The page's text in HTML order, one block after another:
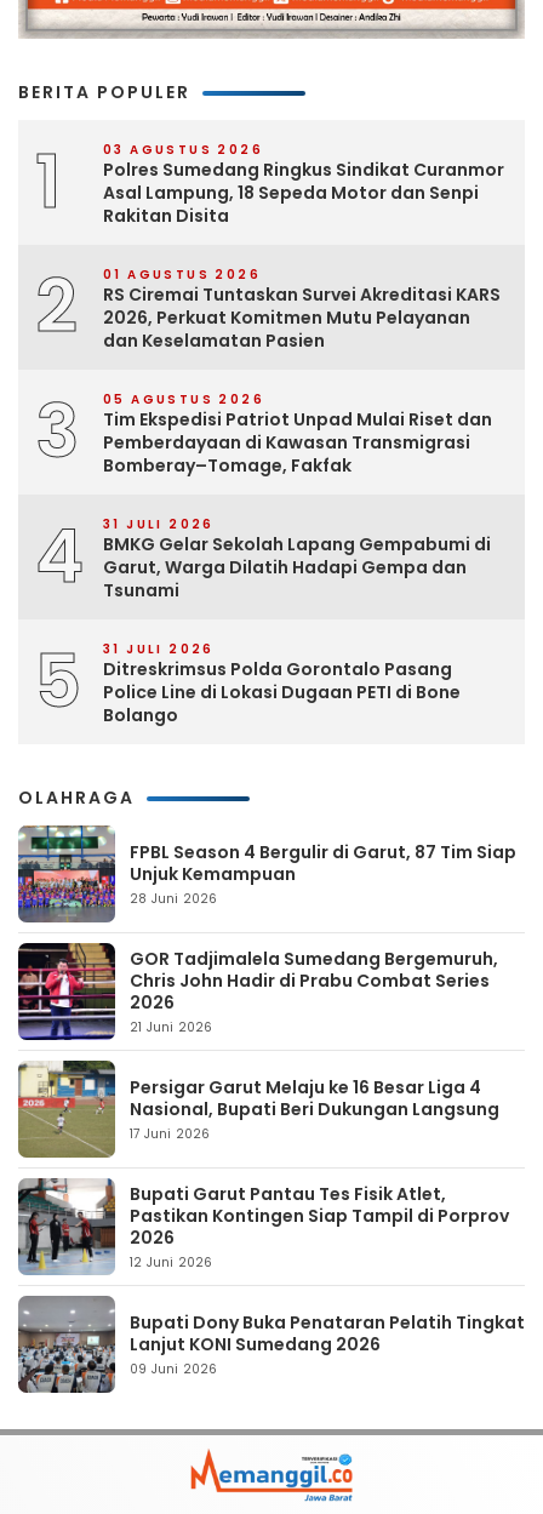
BERITA POPULER
1 03 AGUSTUS 2026
Polres Sumedang Ringkus Sindikat Curanmor
Asal Lampung, 18 Sepeda Motor dan Senpi
Rakitan Disita
2 01 AGUSTUS 2026
RS Ciremai Tuntaskan Survei Akreditasi KARS
2026, Perkuat Komitmen Mutu Pelayanan
dan Keselamatan Pasien
3 05 AGUSTUS 2026
Tim Ekspedisi Patriot Unpad Mulai Riset dan
Pemberdayaan di Kawasan Transmigrasi
Bomberay–Tomage, Fakfak
4 31 JULI 2026
BMKG Gelar Sekolah Lapang Gempabumi di
Garut, Warga Dilatih Hadapi Gempa dan
Tsunami
5 31 JULI 2026
Ditreskrimsus Polda Gorontalo Pasang
Police Line di Lokasi Dugaan PETI di Bone
Bolango
OLAHRAGA
FPBL Season 4 Bergulir di Garut, 87 Tim Siap
Unjuk Kemampuan
28 Juni 2026
GOR Tadjimalela Sumedang Bergemuruh,
Chris John Hadir di Prabu Combat Series
2026
21 Juni 2026
Persigar Garut Melaju ke 16 Besar Liga 4
Nasional, Bupati Beri Dukungan Langsung
17 Juni 2026
Bupati Garut Pantau Tes Fisik Atlet,
Pastikan Kontingen Siap Tampil di Porprov
2026
12 Juni 2026
Bupati Dony Buka Penataran Pelatih Tingkat
Lanjut KONI Sumedang 2026
09 Juni 2026